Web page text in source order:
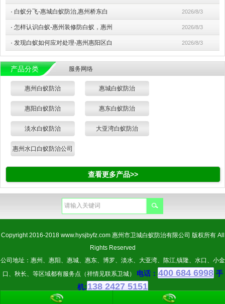
· 白蚁分飞-惠城白蚁防治,惠州桥东白 2026/8/3
· 怎样认识白蚁-惠州装修防白蚁，惠州 2026/8/3
· 发现白蚁如何应对处理-惠州惠阳区白 2026/8/3
产品分类 服务网络
惠州白蚁防治 惠城白蚁防治
惠阳白蚁防治 惠东白蚁防治
淡水白蚁防治 大亚湾白蚁防治
惠州水口白蚁防治公司
查看更多产品>>
Copyright 2016-2018 www.hysjbyfz.com惠州市卫城白蚁防治有限公司 版权所有 All
Rights Reserved
公司地址：惠州、惠阳、惠城、惠东、博罗、淡水、大亚湾、陈江,镇隆、水口、小金
口、秋长、等区域都有服务点（祥情见联系卫城）
电话： 400 684 6998 手
机:138 2427 5151